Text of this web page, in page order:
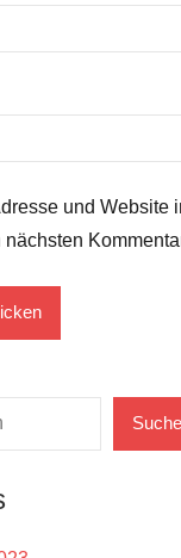
und Website
nächsten
Suche